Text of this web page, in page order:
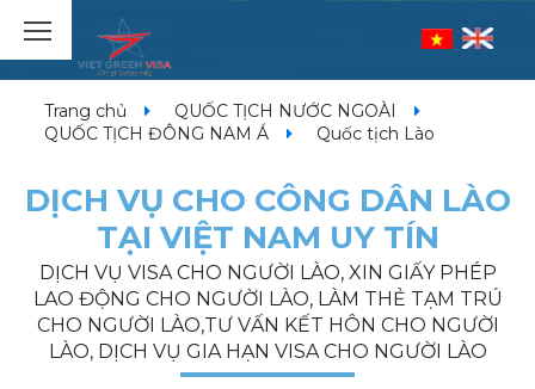
Trang chủ
QUỐC TỊCH NƯỚC NGOÀI
QUỐC TỊCH ĐÔNG NAM Á
Quốc tịch Lào
DỊCH VỤ CHO CÔNG DÂN LÀO
TẠI VIỆT NAM UY TÍN
DỊCH VỤ VISA CHO NGƯỜI LÀO, XIN GIẤY PHÉP
LAO ĐỘNG CHO NGƯỜI LÀO, LÀM THẺ TẠM TRÚ
CHO NGƯỜI LÀO,TƯ VẤN KẾT HÔN CHO NGƯỜI
LÀO, DỊCH VỤ GIA HẠN VISA CHO NGƯỜI LÀO